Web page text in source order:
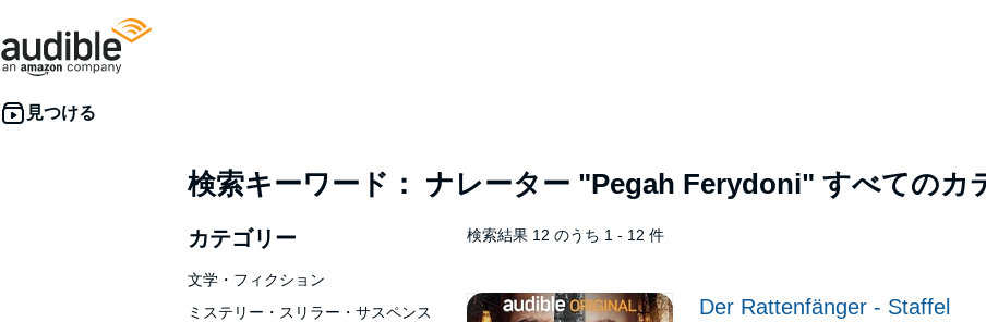
検索キーワード： ナレーター "Pegah Ferydoni" すべてのカ
カテゴリー
文学・フィクション
ミステリー・スリラー・サスペンス
検索結果 12 のうち 1 - 12 件
Der Rattenfänger - Staffel